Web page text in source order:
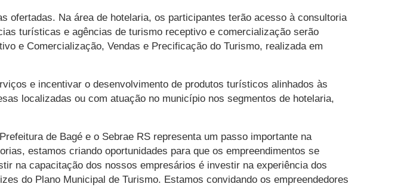
ofertadas. Na área de hotelaria, os participantes terão acesso à consultoria
turísticas e agências de turismo receptivo e comercialização serão
e Comercialização, Vendas e Precificação do Turismo, realizada em
e incentivar o desenvolvimento de produtos turísticos alinhados às
localizadas ou com atuação no município nos segmentos de hotelaria,
de Bagé e o Sebrae RS representa um passo importante na
estamos criando oportunidades para que os empreendimentos se
na capacitação dos nossos empresários é investir na experiência dos
do Plano Municipal de Turismo. Estamos convidando os empreendedores